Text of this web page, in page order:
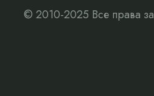
© 2010-2025 Все права